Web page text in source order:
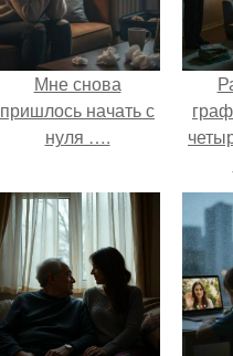
Мне снова
пришлось начать с
нуля ….